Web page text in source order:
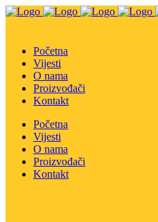
Početna
Vijesti
O nama
Proizvođači
Kontakt
Početna
Vijesti
O nama
Proizvođači
Kontakt